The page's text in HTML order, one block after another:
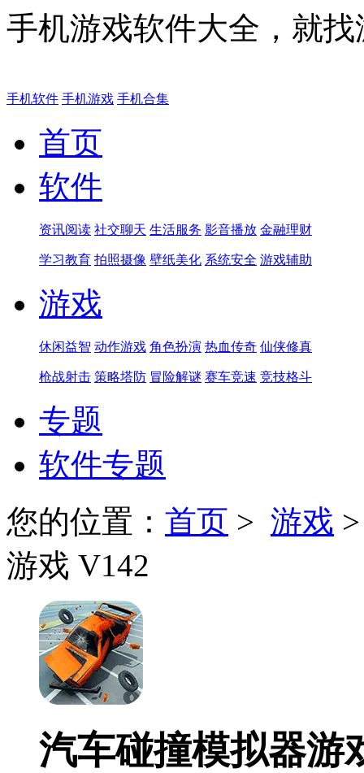
手机游戏软件大全，就
手机软件 手机游戏 手机合集
首页
软件
资讯阅读 社交聊天 生活服务 影音播放 金融理财
学习教育 拍照摄像 壁纸美化 系统安全 游戏辅助
游戏
休闲益智 动作游戏 角色扮演 热血传奇 仙侠修真
枪战射击 策略塔防 冒险解谜 赛车竞速 竞技格斗
专题
软件专题
您的位置： 首页 > 游戏
游戏 V142
汽车碰撞模拟器游